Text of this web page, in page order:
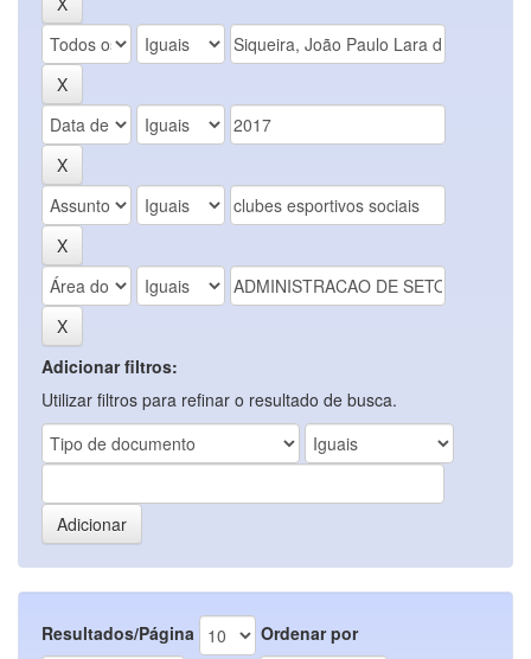
Adicionar filtros:
Utilizar filtros para refinar o resultado de busca.
Resultados/Página Ordenar por